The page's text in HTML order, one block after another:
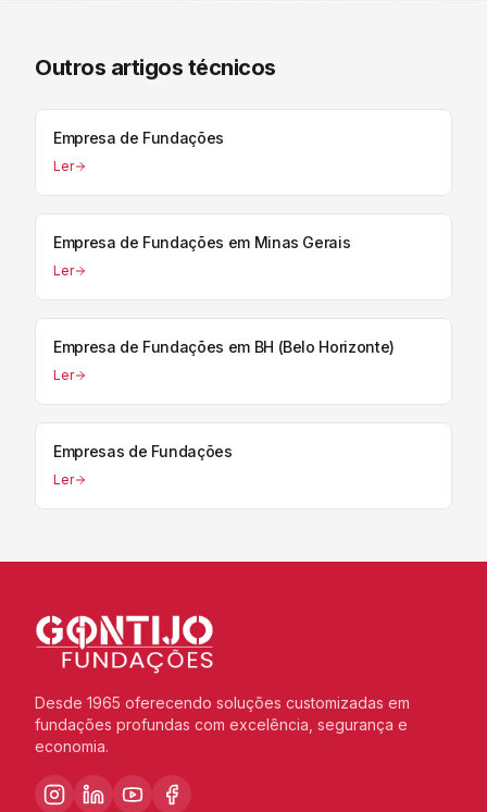
Outros artigos técnicos
Empresa de Fundações
Ler
Empresa de Fundações em Minas Gerais
Ler
Empresa de Fundações em BH (Belo Horizonte)
Ler
Empresas de Fundações
Ler
Desde 1965 oferecendo soluções customizadas em
fundações profundas com excelência, segurança e
economia.